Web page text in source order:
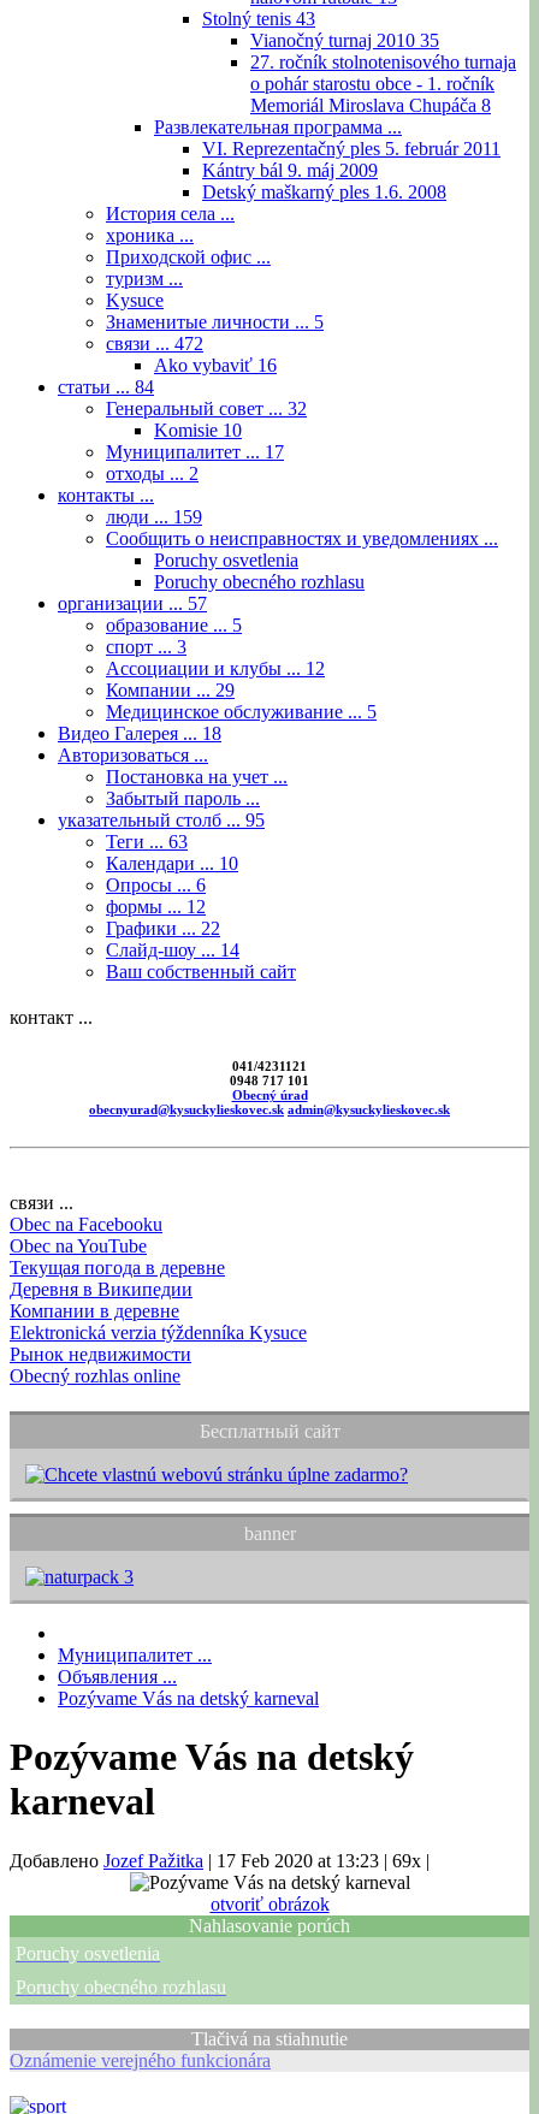
Stolný tenis 43
Vianočný turnaj 2010 35
27. ročník stolnotenisového turnaja
o pohár starostu obce - 1. ročník
Memoriál Miroslava Chupáča 8
Развлекательная программа ...
VI. Reprezentačný ples 5. február 2011
Kántry bál 9. máj 2009
Detský maškarný ples 1.6. 2008
История села ...
хроника ...
Приходской офис ...
туризм ...
Kysuce
Знаменитые личности ... 5
связи ... 472
Ako vybaviť 16
статьи ... 84
Генеральный совет ... 32
Komisie 10
Муниципалитет ... 17
отходы ... 2
контакты ...
люди ... 159
Сообщить о неисправностях и уведомлениях ...
Poruchy osvetlenia
Poruchy obecného rozhlasu
организации ... 57
образование ... 5
спорт ... 3
Ассоциации и клубы ... 12
Компании ... 29
Медицинское обслуживание ... 5
Видео Галерея ... 18
Авторизоваться ...
Постановка на учет ...
Забытый пароль ...
указательный столб ... 95
Теги ... 63
Календари ... 10
Опросы ... 6
формы ... 12
Графики ... 22
Слайд-шоу ... 14
Ваш собственный сайт
контакт ...
041/4231121
0948 717 101
Obecný úrad
obecnyurad@kysuckylieskovec.sk admin@kysuckylieskovec.sk
связи ...
Obec na Facebooku
Obec na YouTube
Текущая погода в деревне
Деревня в Википедии
Компании в деревне
Elektronická verzia týždenníka Kysuce
Рынок недвижимости
Obecný rozhlas online
Бесплатный сайт
banner
Муниципалитет ...
Объявления ...
Pozývame Vás na detský karneval
Pozývame Vás na detský
karneval
Добавлено Jozef Pažitka | 17 Feb 2020 at 13:23 | 69x |
otvoriť obrázok
Nahlasovanie porúch
Poruchy osvetlenia
Poruchy obecného rozhlasu
Tlačivá na stiahnutie
Oznámenie verejného funkcionára